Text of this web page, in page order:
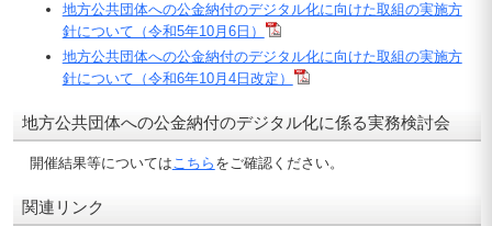
地方公共団体への公金納付のデジタル化に向けた取組の実施方
針について（令和5年10月6日）
地方公共団体への公金納付のデジタル化に向けた取組の実施方
針について（令和6年10月4日改定）
地方公共団体への公金納付のデジタル化に係る実務検討会
開催結果等についてはこちら をご確認ください。
関連リンク